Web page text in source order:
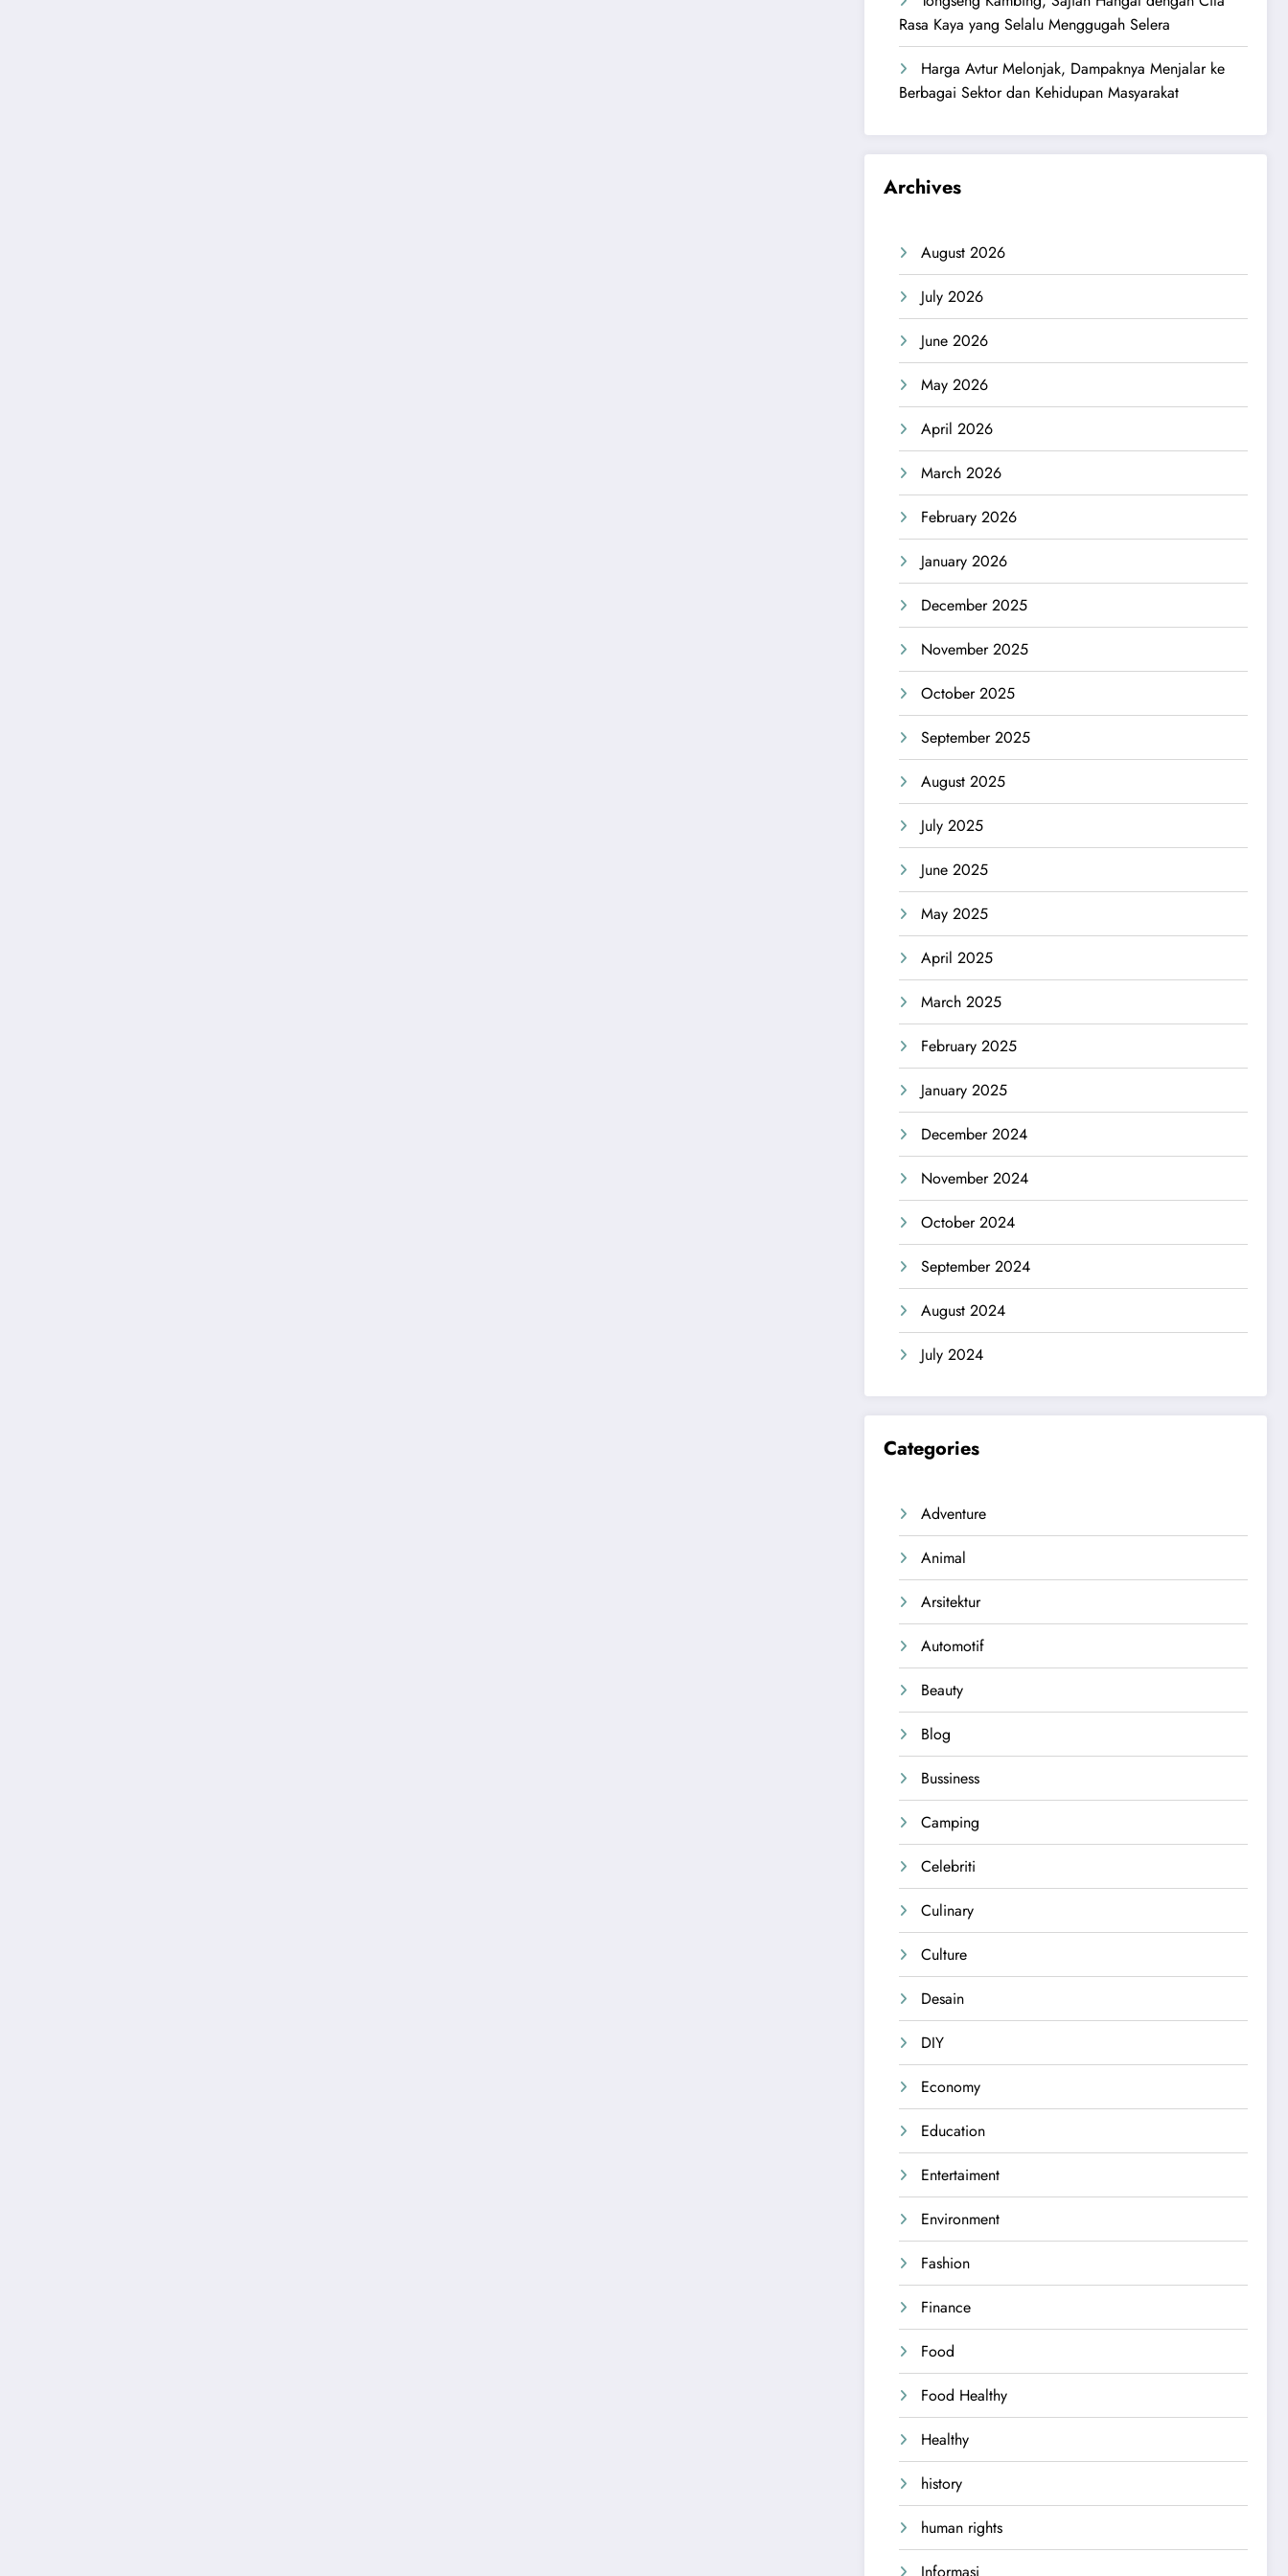
Rasa Kaya yang Selalu Menggugah Selera
Harga Avtur Melonjak, Dampaknya Menjalar ke
Berbagai Sektor dan Kehidupan Masyarakat
Archives
August 2026
July 2026
June 2026
May 2026
April 2026
March 2026
February 2026
January 2026
December 2025
November 2025
October 2025
September 2025
August 2025
July 2025
June 2025
May 2025
April 2025
March 2025
February 2025
January 2025
December 2024
November 2024
October 2024
September 2024
August 2024
July 2024
Categories
Adventure
Animal
Arsitektur
Automotif
Beauty
Blog
Bussiness
Camping
Celebriti
Culinary
Culture
Desain
DIY
Economy
Education
Entertaiment
Environment
Fashion
Finance
Food
Food Healthy
Healthy
history
human rights